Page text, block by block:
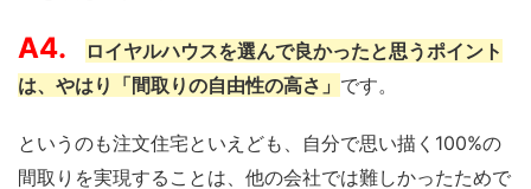
A4.
ロイヤルハウスを選んで良かったと思うポイント
は、やはり「間取りの自由性の高さ」 です。
というのも注文住宅といえども、自分で思い描く100%の
間取りを実現することは、他の会社では難しかったためで